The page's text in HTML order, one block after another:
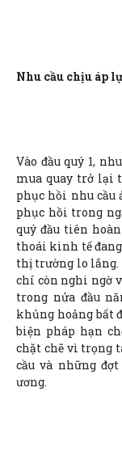
Nhu cầu chịu áp
Vào đầu quý 1,
mua quay trở lại
phục hồi nhu cầu
phục hồi trong
quý đầu tiên
thoái kinh tế
thị trường lo
chí còn nghi ngờ
trong nửa đầu
khủng hoảng bất
biện pháp hạn
chặt chẽ vì trọng
cầu và những
ương.